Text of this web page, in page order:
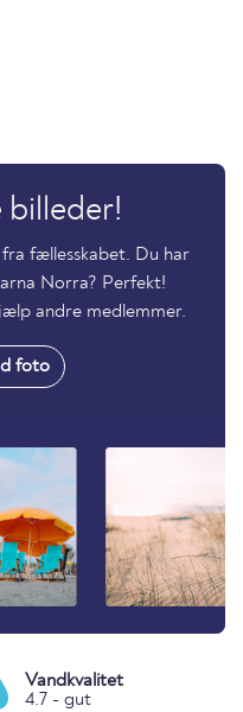
billeder!
fællesskabet. Du har
Norra? Perfekt!
andre medlemmer.
foto
Vandkvalitet
4.7 - gut